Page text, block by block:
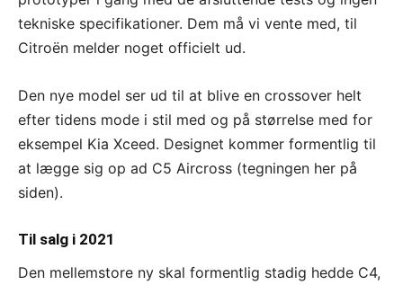
tekniske specifikationer. Dem må vi vente med, til
Citroën melder noget officielt ud.
Den nye model ser ud til at blive en crossover helt
efter tidens mode i stil med og på størrelse med for
eksempel Kia Xceed. Designet kommer formentlig til
at lægge sig op ad C5 Aircross (tegningen her på
siden).
Til salg i 2021
Den mellemstore ny skal formentlig stadig hedde C4,